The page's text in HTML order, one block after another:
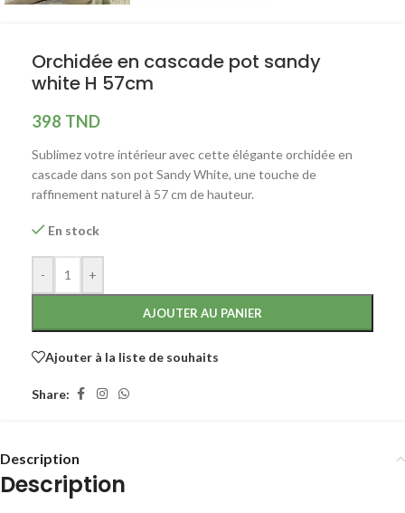
Orchidée en cascade pot sandy
white H 57cm
398 TND
Sublimez votre intérieur avec cette élégante orchidée en
cascade dans son pot Sandy White, une touche de
raffinement naturel à 57 cm de hauteur.
En stock
- +
AJOUTER AU PANIER
Ajouter à la liste de souhaits
Share:
Description
Description